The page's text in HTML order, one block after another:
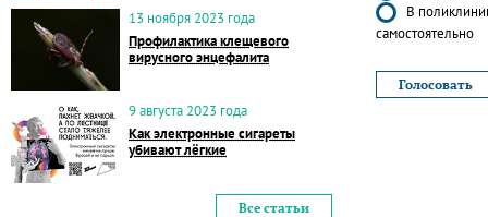
13 ноября 2023 года
Профилактика клещевого
вирусного энцефалита
9 августа 2023 года
Как электронные сигареты
убивают лёгкие
Все статьи
В
самостоятельно